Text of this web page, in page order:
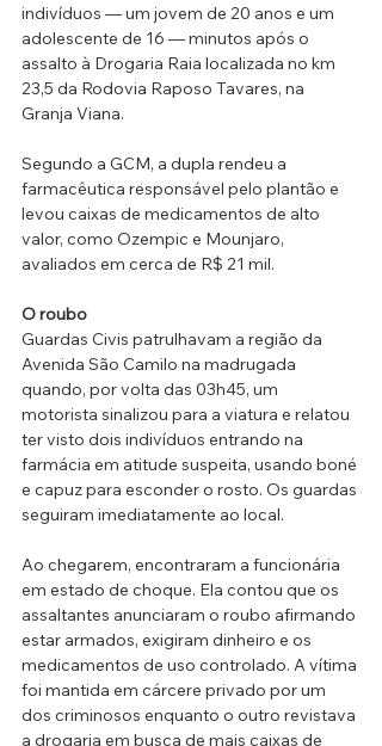
indivíduos — um jovem de 20 anos e um
adolescente de 16 — minutos após o
assalto à Drogaria Raia localizada no km
23,5 da Rodovia Raposo Tavares, na
Granja Viana.
Segundo a GCM, a dupla rendeu a
farmacêutica responsável pelo plantão e
levou caixas de medicamentos de alto
valor, como Ozempic e Mounjaro,
avaliados em cerca de R$ 21 mil.
O roubo
Guardas Civis patrulhavam a região da
Avenida São Camilo na madrugada
quando, por volta das 03h45, um
motorista sinalizou para a viatura e relatou
ter visto dois indivíduos entrando na
farmácia em atitude suspeita, usando boné
e capuz para esconder o rosto. Os guardas
seguiram imediatamente ao local.
Ao chegarem, encontraram a funcionária
em estado de choque. Ela contou que os
assaltantes anunciaram o roubo afirmando
estar armados, exigiram dinheiro e os
medicamentos de uso controlado. A vítima
foi mantida em cárcere privado por um
dos criminosos enquanto o outro revistava
a drogaria em busca de mais caixas de